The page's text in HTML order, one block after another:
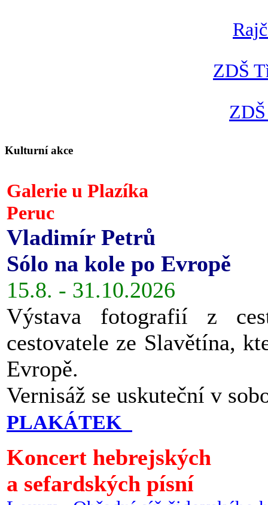
ZDŠ
Kulturní akce
Galerie u Plazíka
Peruc
Vladimír Petrů
Sólo na kole po Evropě
15.8. - 31.10.2026
Výstava fotografií z
cestovatele ze Slavětína,
Evropě.
Vernisáž se uskuteční v
PLAKÁTEK
Koncert hebrejských
a sefardských písní